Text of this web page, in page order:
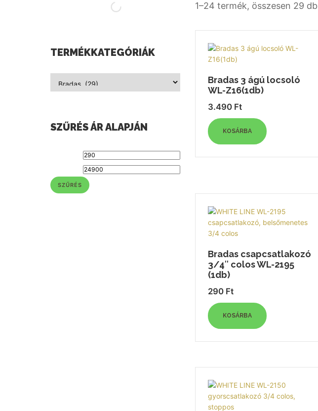
TERMÉKKATEGÓRIÁK
SZŰRÉS ÁR ALAPJÁN
SZŰRÉS
1–24 termék, összesen 29 db
Bradas 3 ágú locsoló
WL-Z16(1db)
3.490 Ft
KOSÁRBA
Bradas csapcsatlakozó
3/4″ colos WL-2195
(1db)
290 Ft
KOSÁRBA